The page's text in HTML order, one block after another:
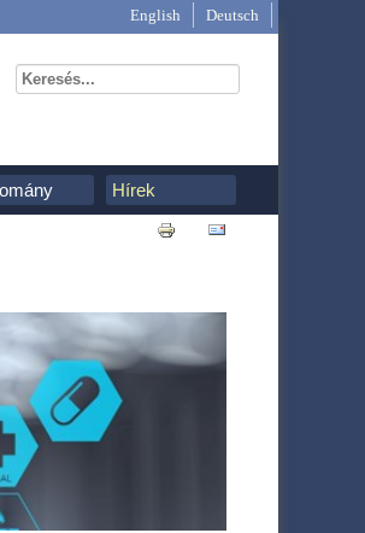
English Deutsch
Hírek